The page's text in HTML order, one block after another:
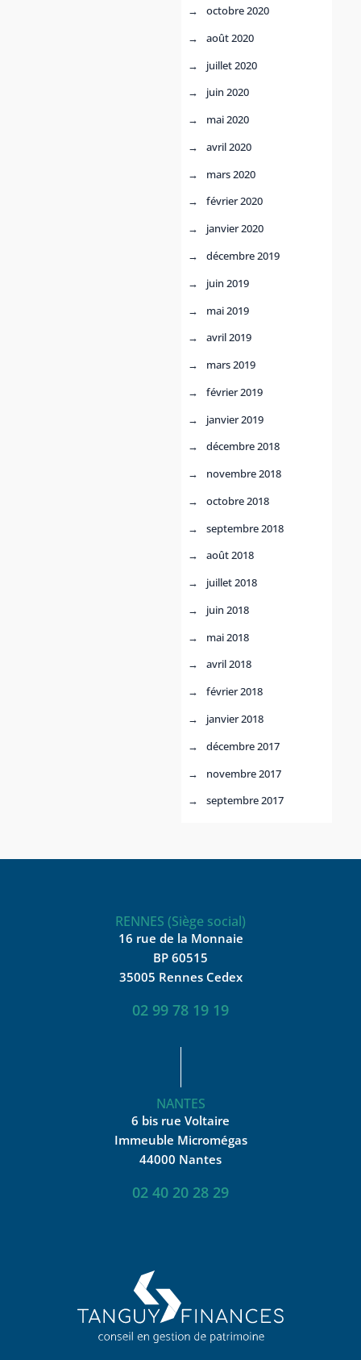
octobre 2020
août 2020
juillet 2020
juin 2020
mai 2020
avril 2020
mars 2020
février 2020
janvier 2020
décembre 2019
juin 2019
mai 2019
avril 2019
mars 2019
février 2019
janvier 2019
décembre 2018
novembre 2018
octobre 2018
septembre 2018
août 2018
juillet 2018
juin 2018
mai 2018
avril 2018
février 2018
janvier 2018
décembre 2017
novembre 2017
septembre 2017
RENNES (Siège social)
16 rue de la Monnaie
BP 60515
35005 Rennes Cedex
02 99 78 19 19
NANTES
6 bis rue Voltaire
Immeuble Micromégas
44000 Nantes
02 40 20 28 29